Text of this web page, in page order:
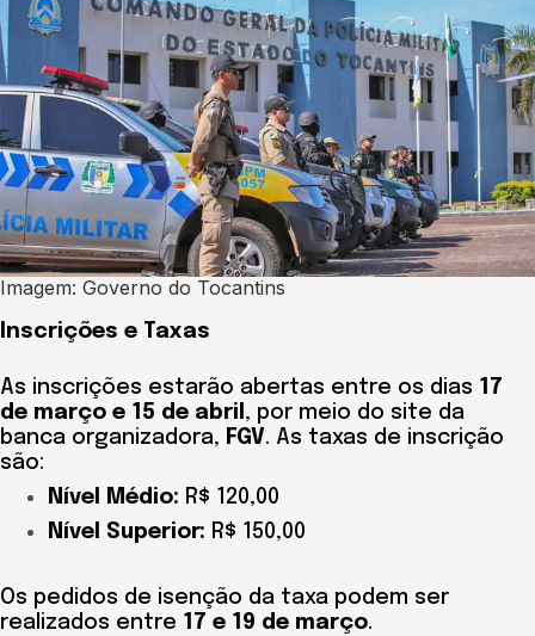
Imagem: Governo do Tocantins
Inscrições e Taxas
As inscrições estarão abertas entre os dias 17
de março e 15 de abril , por meio do site da
banca organizadora, FGV. As taxas de inscrição
são:
Nível Médio: R$ 120,00
Nível Superior: R$ 150,00
Os pedidos de isenção da taxa podem ser
realizados entre 17 e 19 de março.